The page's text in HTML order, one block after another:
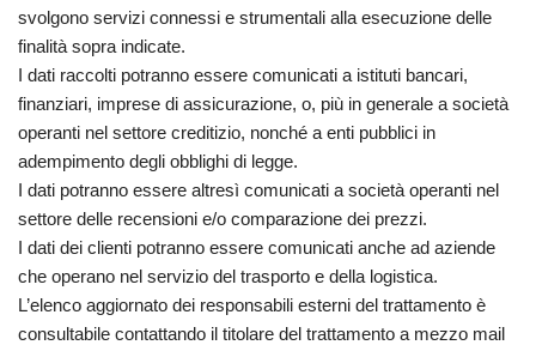
svolgono servizi connessi e strumentali alla esecuzione delle
finalità sopra indicate.
I dati raccolti potranno essere comunicati a istituti bancari,
finanziari, imprese di assicurazione, o, più in generale a società
operanti nel settore creditizio, nonché a enti pubblici in
adempimento degli obblighi di legge.
I dati potranno essere altresì comunicati a società operanti nel
settore delle recensioni e/o comparazione dei prezzi.
I dati dei clienti potranno essere comunicati anche ad aziende
che operano nel servizio del trasporto e della logistica.
L’elenco aggiornato dei responsabili esterni del trattamento è
consultabile contattando il titolare del trattamento a mezzo mail